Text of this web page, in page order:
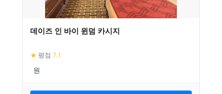
데이즈 인 바이 윈덤 카시지
★ 평점 7.1